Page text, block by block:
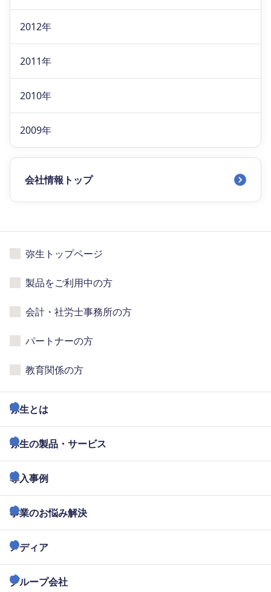
2012年
2011年
2010年
2009年
会社情報トップ
弥生トップページ
製品をご利用中の方
会計・社労士事務所の方
パートナーの方
教育関係の方
弥生とは
弥生の製品・サービス
導入事例
事業のお悩み解決
メディア
グループ会社